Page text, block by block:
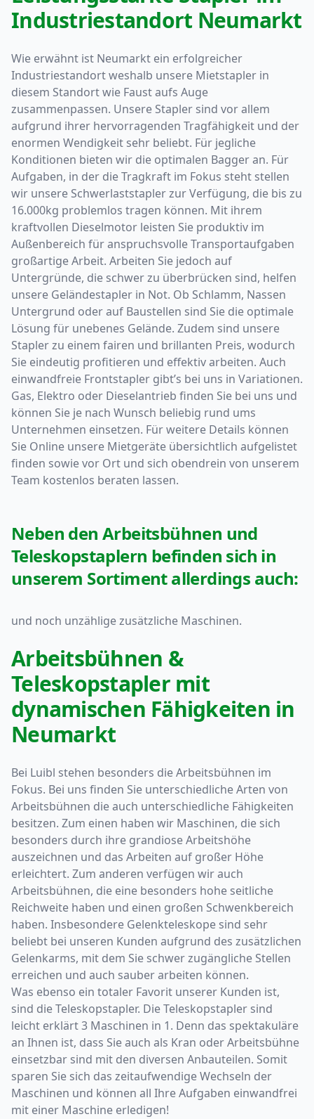
Industriestandort Neumarkt
Wie erwähnt ist Neumarkt ein erfolgreicher
Industriestandort weshalb unsere Mietstapler in
diesem Standort wie Faust aufs Auge
zusammenpassen. Unsere Stapler sind vor allem
aufgrund ihrer hervorragenden Tragfähigkeit und der
enormen Wendigkeit sehr beliebt. Für jegliche
Konditionen bieten wir die optimalen Bagger an. Für
Aufgaben, in der die Tragkraft im Fokus steht stellen
wir unsere Schwerlaststapler zur Verfügung, die bis zu
16.000kg problemlos tragen können. Mit ihrem
kraftvollen Dieselmotor leisten Sie produktiv im
Außenbereich für anspruchsvolle Transportaufgaben
großartige Arbeit. Arbeiten Sie jedoch auf
Untergründe, die schwer zu überbrücken sind, helfen
unsere Geländestapler in Not. Ob Schlamm, Nassen
Untergrund oder auf Baustellen sind Sie die optimale
Lösung für unebenes Gelände. Zudem sind unsere
Stapler zu einem fairen und brillanten Preis, wodurch
Sie eindeutig profitieren und effektiv arbeiten. Auch
einwandfreie Frontstapler gibt’s bei uns in Variationen.
Gas, Elektro oder Dieselantrieb finden Sie bei uns und
können Sie je nach Wunsch beliebig rund ums
Unternehmen einsetzen. Für weitere Details können
Sie Online unsere Mietgeräte übersichtlich aufgelistet
finden sowie vor Ort und sich obendrein von unserem
Team kostenlos beraten lassen.
Neben den Arbeitsbühnen und
Teleskopstaplern befinden sich in
unserem Sortiment allerdings auch:
und noch unzählige zusätzliche Maschinen.
Arbeitsbühnen &
Teleskopstapler mit
dynamischen Fähigkeiten in
Neumarkt
Bei Luibl stehen besonders die Arbeitsbühnen im
Fokus. Bei uns finden Sie unterschiedliche Arten von
Arbeitsbühnen die auch unterschiedliche Fähigkeiten
besitzen. Zum einen haben wir Maschinen, die sich
besonders durch ihre grandiose Arbeitshöhe
auszeichnen und das Arbeiten auf großer Höhe
erleichtert. Zum anderen verfügen wir auch
Arbeitsbühnen, die eine besonders hohe seitliche
Reichweite haben und einen großen Schwenkbereich
haben. Insbesondere Gelenkteleskope sind sehr
beliebt bei unseren Kunden aufgrund des zusätzlichen
Gelenkarms, mit dem Sie schwer zugängliche Stellen
erreichen und auch sauber arbeiten können.
Was ebenso ein totaler Favorit unserer Kunden ist,
sind die Teleskopstapler. Die Teleskopstapler sind
leicht erklärt 3 Maschinen in 1. Denn das spektakuläre
an Ihnen ist, dass Sie auch als Kran oder Arbeitsbühne
einsetzbar sind mit den diversen Anbauteilen. Somit
sparen Sie sich das zeitaufwendige Wechseln der
Maschinen und können all Ihre Aufgaben einwandfrei
mit einer Maschine erledigen!